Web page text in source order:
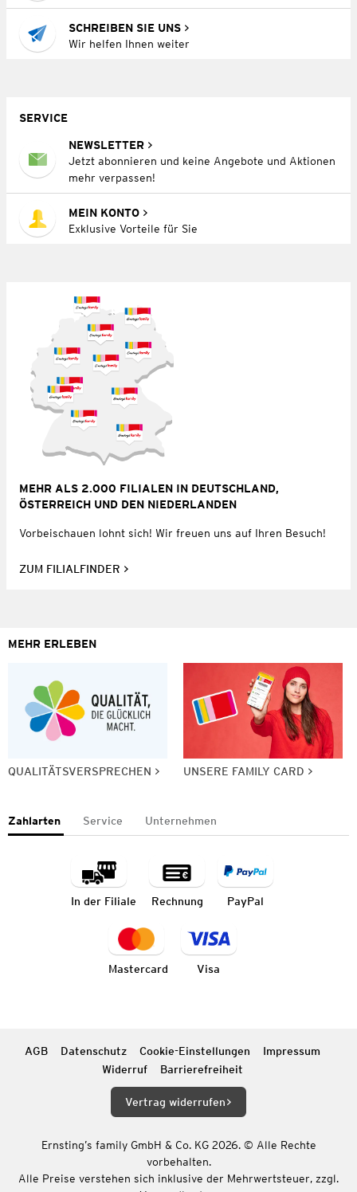
SCHREIBEN SIE UNS
Wir helfen Ihnen weiter
SERVICE
NEWSLETTER
Jetzt abonnieren und keine Angebote und Aktionen
mehr verpassen!
MEIN KONTO
Exklusive Vorteile für Sie
MEHR ALS 2.000 FILIALEN IN DEUTSCHLAND,
ÖSTERREICH UND DEN NIEDERLANDEN
Vorbeischauen lohnt sich! Wir freuen uns auf Ihren Besuch!
ZUM FILIALFINDER
MEHR ERLEBEN
QUALITÄTSVERSPRECHEN UNSERE FAMILY CARD
Zahlarten Service Unternehmen
In der Filiale Rechnung PayPal
Mastercard Visa
AGB Datenschutz Cookie-Einstellungen
Impressum
Widerruf
Barrierefreiheit
Vertrag widerrufen
Ernsting’s family GmbH & Co. KG 2026. © Alle Rechte
vorbehalten.
Alle Preise verstehen sich inklusive der Mehrwertsteuer, zzgl.